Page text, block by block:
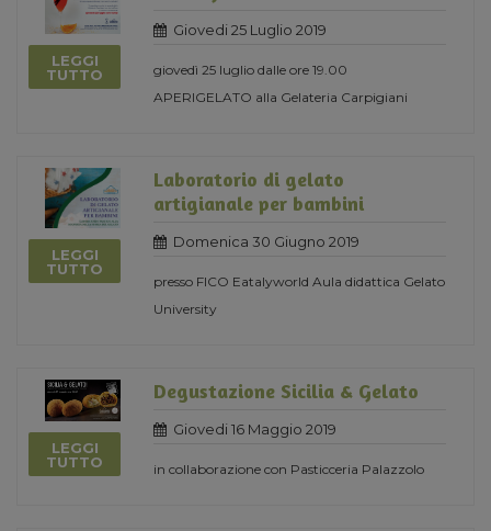
LEGGI
TUTTO
Giovedi 25 Luglio 2019
giovedì 25 luglio dalle ore 19.00
APERIGELATO alla Gelateria Carpigiani
LEGGI
TUTTO
Laboratorio di gelato
artigianale per bambini
Domenica 30 Giugno 2019
presso FICO Eatalyworld Aula didattica Gelato
University
LEGGI
TUTTO
Degustazione Sicilia & Gelato
Giovedi 16 Maggio 2019
in collaborazione con Pasticceria Palazzolo